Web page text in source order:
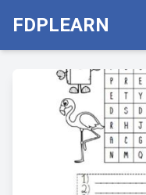
FDPLEARN